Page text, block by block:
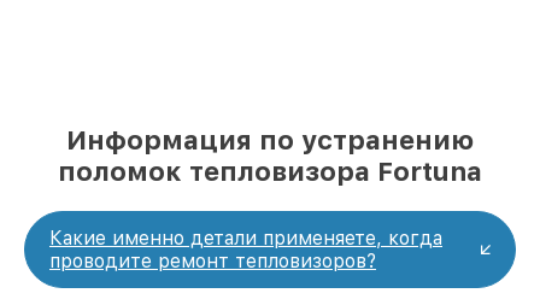
Информация по устранению
поломок тепловизора Fortuna
Какие именно детали применяете, когда
проводите ремонт тепловизоров?